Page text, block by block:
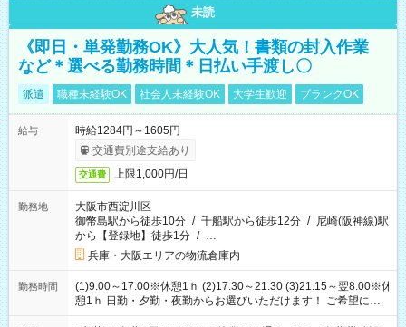
未読
《即日・単発勤務OK》大人気！書類の封入作業
など＊選べる勤務時間＊日払い手渡し〇
派遣 職種未経験OK 社会人未経験OK 大学生歓迎 ブランクOK
給与
時給1284円～1605円
交通費別途支給あり
交通費 上限1,000円/日
勤務地
大阪市西淀川区
御幣島駅から徒歩10分 / 千船駅から徒歩12分 / 尼崎(阪神線)駅
から【登録地】徒歩1分 / …
兵庫・大阪エリアの物流倉庫内
勤務時間
(1)9:00～17:00※休憩1ｈ (2)17:30～21:30 (3)21:15～翌8:00※休
憩1ｈ 日勤・夕勤・夜勤からお選びいただけます！ ご希望に合
わせて働けるお仕事です(*^^*) 【その他選べる勤務時間】 8-17